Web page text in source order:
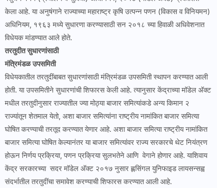
केला आहे. या अनुषंगाने राज्याच्या महाराष्ट्र कृषि उत्पन्न पणन (विकास व विनियमन)
अधिनियम, १९६३ मध्ये सुधारणा करण्यासाठी सन २०१८ च्या हिवाळी अधिवेशनात
विधेयक मांडण्यात आले होते.
तरतुदीत सुधारणांसाठी
मंत्रिमंडळ उपसमिती
विधेयकातील तरतुदींबाबत सुधारणांसाठी मंत्रिमंडळ उपसमिती स्थापन करण्यात आली
होती. या उपसमितीने सुधारणांची शिफारस केली आहे. त्यानुसार केंद्राच्या मॉडेल अ‍ॅक्ट
मधील तरतुदीनुसार राज्यातील ज्या मोठ्या बाजार समित्यांकडे अन्य किमान २
राज्यांतून शेतमाल येतो, अशा बाजार समित्यांना राष्ट्रीय नामांकित बाजार समित्या
घोषित करण्याची तरतूद करण्यात येणार आहे. अशा बाजार समित्या राष्ट्रीय नामांकित
बाजार समित्या घोषित केल्यानंतर या बाजार समित्यांवर राज्य सरकारचे थेट नियंत्रण
होऊन निर्णय प्रक्रिया, पणन प्रक्रिया सुलभतेने आणि वेगाने होणार आहे. याशिवाय
केंद्र सरकारच्या सदर मॉडेल अ‍ॅक्ट २०१७ नुसार ह्लसिंगल युनिफाइड लायसन्सह्व
संदर्भातील तरतुदींचा समावेश करण्याची शिफारस करण्यात आली आहे.